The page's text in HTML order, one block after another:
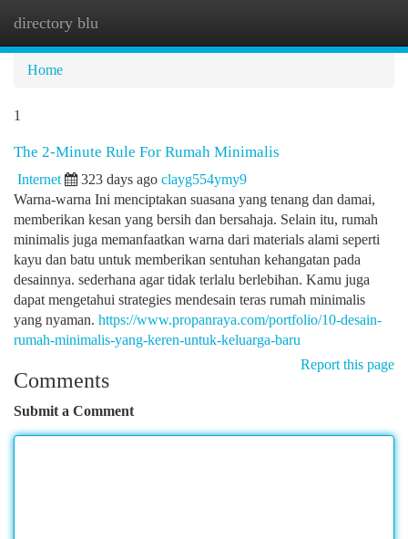
directory blu
Home
1
The 2-Minute Rule For Rumah Minimalis
Internet 323 days ago clayg554ymy9
Warna-warna Ini menciptakan suasana yang tenang dan damai,
memberikan kesan yang bersih dan bersahaja. Selain itu, rumah
minimalis juga memanfaatkan warna dari materials alami seperti
kayu dan batu untuk memberikan sentuhan kehangatan pada
desainnya. sederhana agar tidak terlalu berlebihan. Kamu juga
dapat mengetahui strategies mendesain teras rumah minimalis
yang nyaman. https://www.propanraya.com/portfolio/10-desain-
rumah-minimalis-yang-keren-untuk-keluarga-baru
Report this page
Comments
Submit a Comment